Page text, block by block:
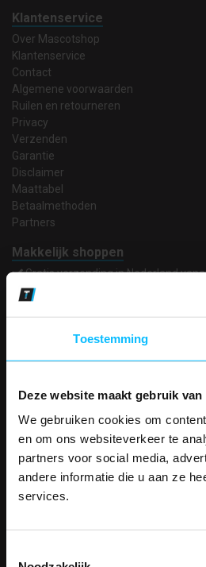
Toestemming
Deze website maakt gebruik van
We gebruiken cookies om
en om ons websiteverkeer te
partners voor social media,
andere informatie die u aan ze
services.
Klantenservice
Over Mascotshop
Klantenservice
Contact
Algemene voorwaarden
Ruilen en retourneren
Privacy
Verzenden
Garantie
Disclaimer
Maattabel
Betaalmethoden
Partners
Makkelijk shoppen
Gratis verzending in Nederland
Bedruk- en borduurservice
14 Dagen tijd om te herroepen
Email
Contact
TEACO VOF
9723 JG Groningen
E:info@teaco.nl